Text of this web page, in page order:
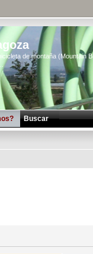
de montaña (Mountain
Buscar